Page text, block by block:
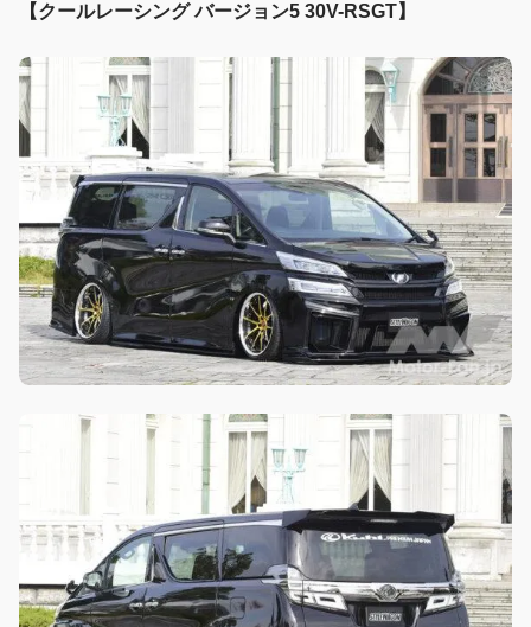
【クールレーシング バージョン5 30V-RSGT】